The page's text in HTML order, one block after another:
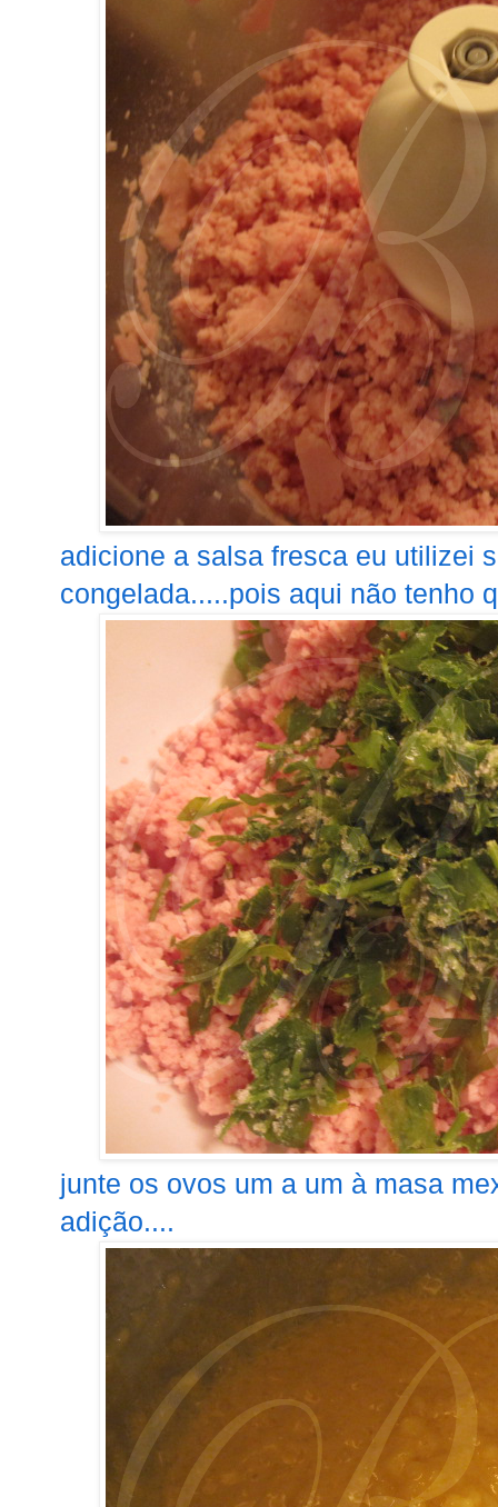
adicione a salsa fresca eu utilizei
congelada.....pois aqui não tenho
junte os ovos um a um à masa
adição....